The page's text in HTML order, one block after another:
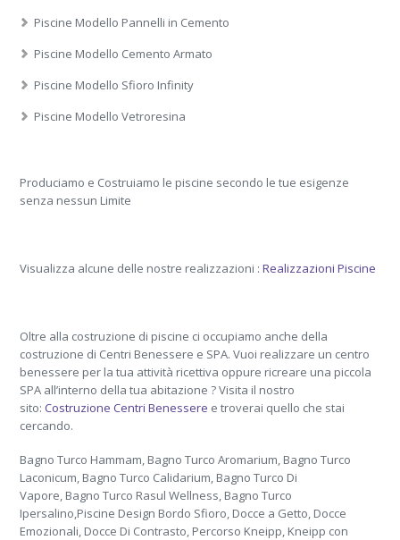
Piscine Modello Pannelli in Cemento
Piscine Modello Cemento Armato
Piscine Modello Sfioro Infinity
Piscine Modello Vetroresina
Produciamo e Costruiamo le piscine secondo le tue esigenze
senza nessun Limite
Visualizza alcune delle nostre realizzazioni :Realizzazioni Piscine
Oltre alla costruzione di piscine ci occupiamo anche della
costruzione di Centri Benessere e SPA. Vuoi realizzare un centro
benessere per la tua attività ricettiva oppure ricreare una piccola
SPA all’interno della tua abitazione ? Visita il nostro
sito: Costruzione Centri Benessere e troverai quello che stai
cercando.
Bagno Turco Hammam, Bagno Turco Aromarium, Bagno Turco
Laconicum, Bagno Turco Calidarium, Bagno Turco Di
Vapore, Bagno Turco Rasul Wellness, Bagno Turco
Ipersalino,Piscine Design Bordo Sfioro, Docce a Getto, Docce
Emozionali, Docce Di Contrasto, Percorso Kneipp, Kneipp con